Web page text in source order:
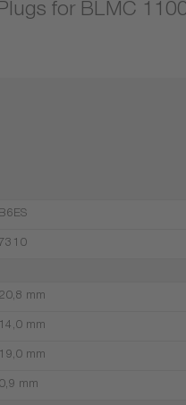
for BLMC
B6ES
7310
20,8 mm
14,0 mm
19,0 mm
0,9 mm